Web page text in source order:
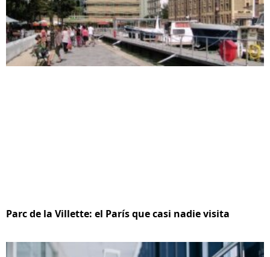
Parc de la Villette: el París que casi nadie visita